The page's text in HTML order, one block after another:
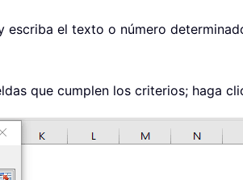
escriba el texto o número
que cumplen los criterios; haga